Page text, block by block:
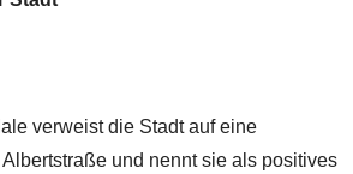
verweist die Stadt auf eine
und nennt sie als positives